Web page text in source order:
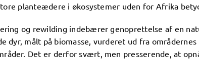
planteædere i økosystemer uden for Afrika
og rewilding indebærer genoprettelse af en
dyr, målt på biomasse, vurderet ud fra
Det er derfor svært, men presserende, at